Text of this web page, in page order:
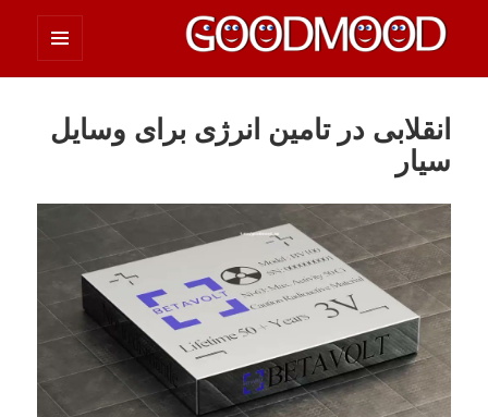
چیزای خووب مووب
انقلابی در تامین انرژی برای وسایل
سیار